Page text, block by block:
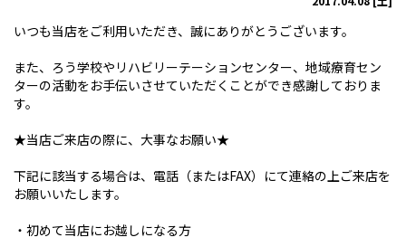
いつも当店をご利用いただき、誠にありがとうございます。
また、ろう学校やリハビリーテーションセンター、地域療育セン
ターの活動をお手伝いさせていただくことができ感謝しておりま
す。
★当店ご来店の際に、大事なお願い★
下記に該当する場合は、電話（またはFAX）にて連絡の上ご来店を
お願いいたします。
・初めて当店にお越しになる方